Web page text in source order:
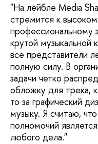
"На лейбле Media
стремится к
профессиональному
крутой музыкальной
все представители
полную силу. В
задачи четко
обложку для трека,
то за графический
музыку. Я считаю,
полномочий
любого дела."